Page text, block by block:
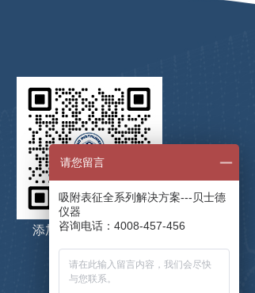
添加微信，码上咨询
请您留言
吸附表征全系列解决方案---贝士德
仪器
咨询电话：4008-457-456